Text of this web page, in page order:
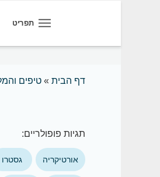
תפריט
דף הבית» טיפים
תגיות פופולריים:
אורטיקריה גסטרו